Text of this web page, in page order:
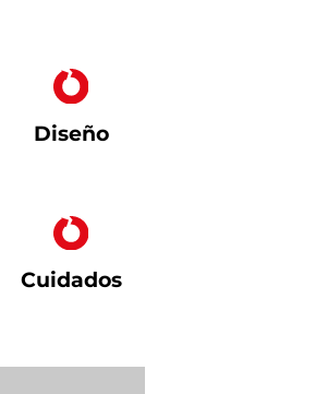
Diseño
Cuidados